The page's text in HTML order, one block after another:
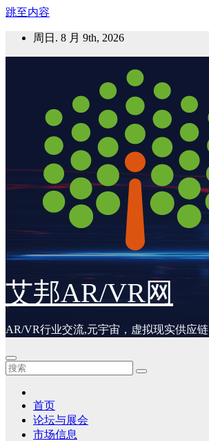
跳至内容
周日. 8 月 9th, 2026
艾邦AR/VR网
AR/VR行业交流,元宇宙，虚拟现实供应链
首页
论坛与展会
市场信息